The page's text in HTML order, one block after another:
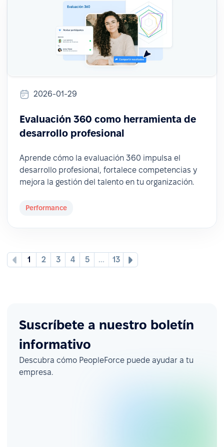
2026-01-29
Evaluación 360 como herramienta de
desarrollo profesional
Aprende cómo la evaluación 360 impulsa el
desarrollo profesional, fortalece competencias y
mejora la gestión del talento en tu organización.
Performance
1 2 3 4 5 ... 13
Suscríbete a nuestro boletín
informativo
Descubra cómo PeopleForce puede ayudar a tu
empresa.